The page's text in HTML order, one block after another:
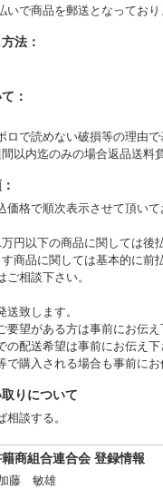
いで商品を郵送となっており
法：
：
ロで読めない破損等の理由で
以内迄のみの場合返品送料
価格で順次表示させて頂い
円以下の商品に関しては後払
商品に関しては基本的に前
ご相談下さい。
送致します。
要望がある方は事前にお伝え
の配送希望は事前にお伝え下
で購入される場合も事前に
りについて
相談する。
商組合連合会 登録情報
藤 敏雄